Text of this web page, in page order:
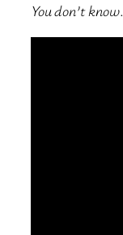
You don’t know.